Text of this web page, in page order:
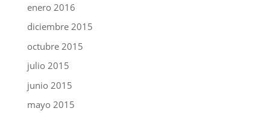
enero 2016
diciembre 2015
octubre 2015
julio 2015
junio 2015
mayo 2015